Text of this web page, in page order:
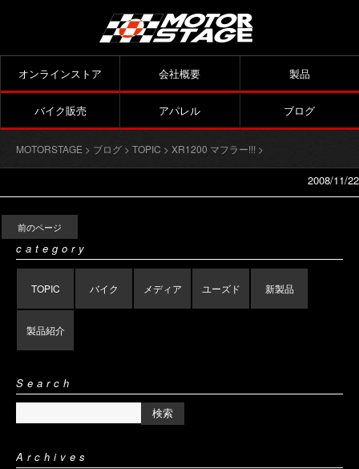
オンラインストア 会社概要 製品
バイク販売 アパレル ブログ
MOTORSTAGE > ブログ > TOPIC > XR1200 マフラー!!! >
2008/11/22
前のページ
category
TOPIC バイク メディア ユーズド 新製品
製品紹介
Search
Archives